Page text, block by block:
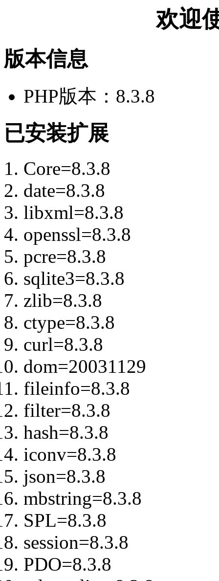
欢迎
版本信息
PHP版本：8.3.8
已安装扩展
Core=8.3.8
date=8.3.8
libxml=8.3.8
openssl=8.3.8
pcre=8.3.8
sqlite3=8.3.8
zlib=8.3.8
ctype=8.3.8
curl=8.3.8
dom=20031129
fileinfo=8.3.8
filter=8.3.8
hash=8.3.8
iconv=8.3.8
json=8.3.8
mbstring=8.3.8
SPL=8.3.8
session=8.3.8
PDO=8.3.8